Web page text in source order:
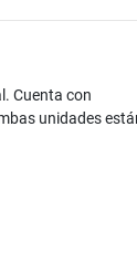
Cuenta con
unidades